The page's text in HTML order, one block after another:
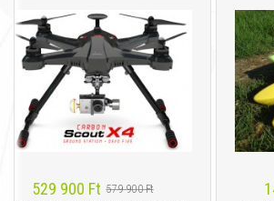
529 900 Ft 579 900 Ft